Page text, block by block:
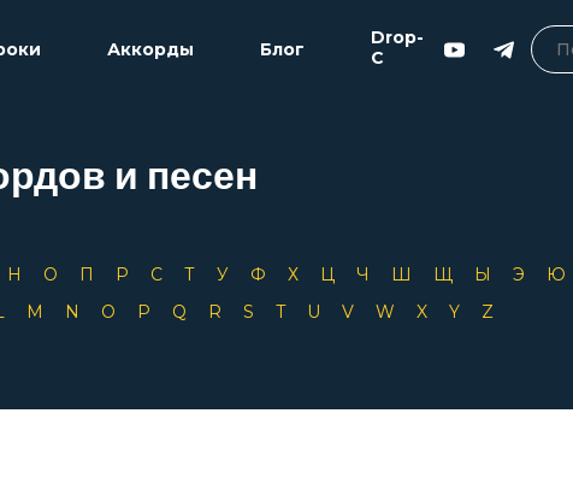
Аккорды Блог
Drop-
C
и песен
Н О П Р С Т У Ф Х Ц Ч Ш Щ Ы Э Ю
M N O P Q R S T U V W X Y Z